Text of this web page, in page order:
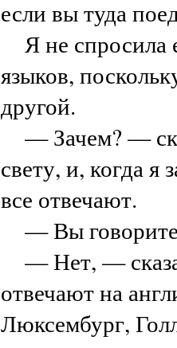
если вы туда
Я не спросила
языков,
другой.
— Зачем? —
свету, и, когда я
все отвечают.
— Вы
— Нет, —
отвечают на
Люксембург,